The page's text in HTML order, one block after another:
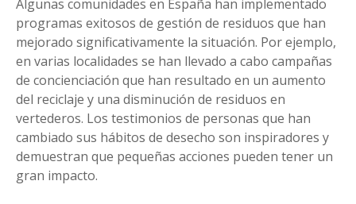
Algunas comunidades en España han implementado
programas exitosos de gestión de residuos que han
mejorado significativamente la situación. Por ejemplo,
en varias localidades se han llevado a cabo campañas
de concienciación que han resultado en un aumento
del reciclaje y una disminución de residuos en
vertederos. Los testimonios de personas que han
cambiado sus hábitos de desecho son inspiradores y
demuestran que pequeñas acciones pueden tener un
gran impacto.